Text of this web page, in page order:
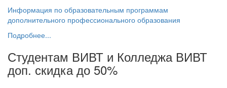
Информация по образовательным программам
дополнительного профессионального образования
Подробнее...
Студентам ВИВТ и Колледжа ВИВТ
доп. скидка до 50%